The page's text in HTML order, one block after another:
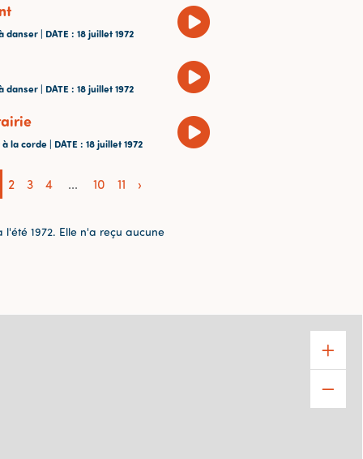
danser | DATE: 18 juillet 1972
danser | DATE: 18 juillet 1972
la corde | DATE: 18 juillet 1972
2 3 4 ... 10 11 ›
1972. Elle n'a reçu aucune